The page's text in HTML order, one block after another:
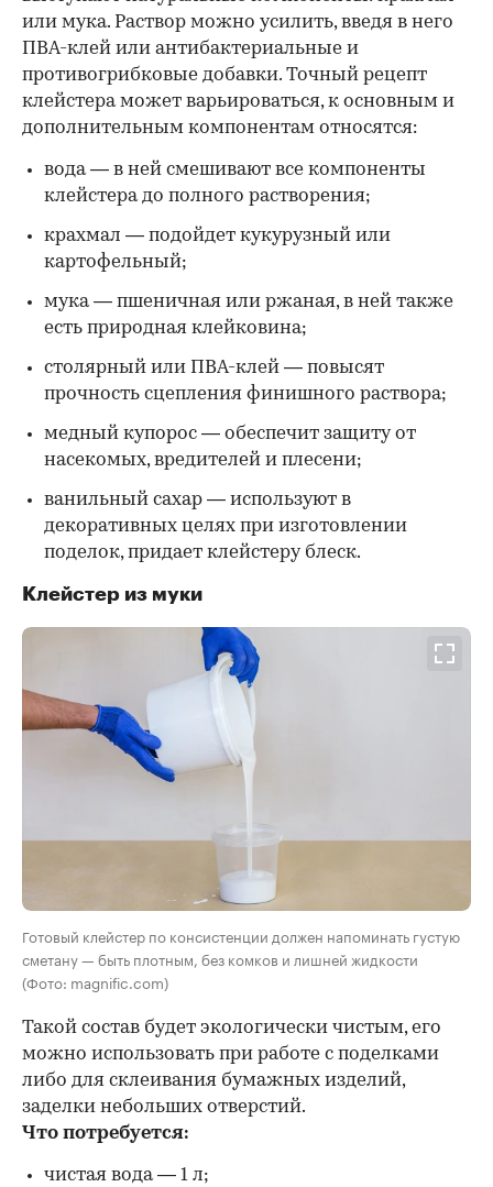
или мука. Раствор можно усилить, введя в него
ПВА-клей или антибактериальные и
противогрибковые добавки. Точный рецепт
клейстера может варьироваться, к основным и
дополнительным компонентам относятся:
вода — в ней смешивают все компоненты
клейстера до полного растворения;
крахмал — подойдет кукурузный или
картофельный;
мука — пшеничная или ржаная, в ней также
есть природная клейковина;
столярный или ПВА-клей — повысят
прочность сцепления финишного раствора;
медный купорос — обеспечит защиту от
насекомых, вредителей и плесени;
ванильный сахар — используют в
декоративных целях при изготовлении
поделок, придает клейстеру блеск.
Клейстер из муки
Готовый клейстер по консистенции должен напоминать густую
сметану — быть плотным, без комков и лишней жидкости
(Фото: magnific.com)
Такой состав будет экологически чистым, его
можно использовать при работе с поделками
либо для склеивания бумажных изделий,
заделки небольших отверстий.
Что потребуется:
чистая вода — 1 л;